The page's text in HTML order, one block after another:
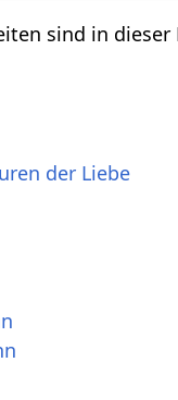
sind in
der Liebe